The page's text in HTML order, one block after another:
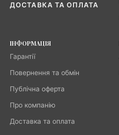
ДОСТАВКА ТА ОПЛАТА
ІНФОРМАЦІЯ
Гарантії
Повернення та обмін
Публічна оферта
Про компанію
Доставка та оплата